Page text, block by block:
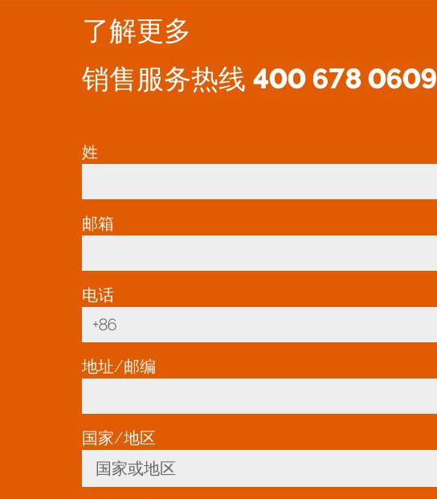
了解更多
销售服务热线 400 678 0609
姓
邮箱
电话
地址/邮编
国家/地区
国家或地区
Toggle Dropdown